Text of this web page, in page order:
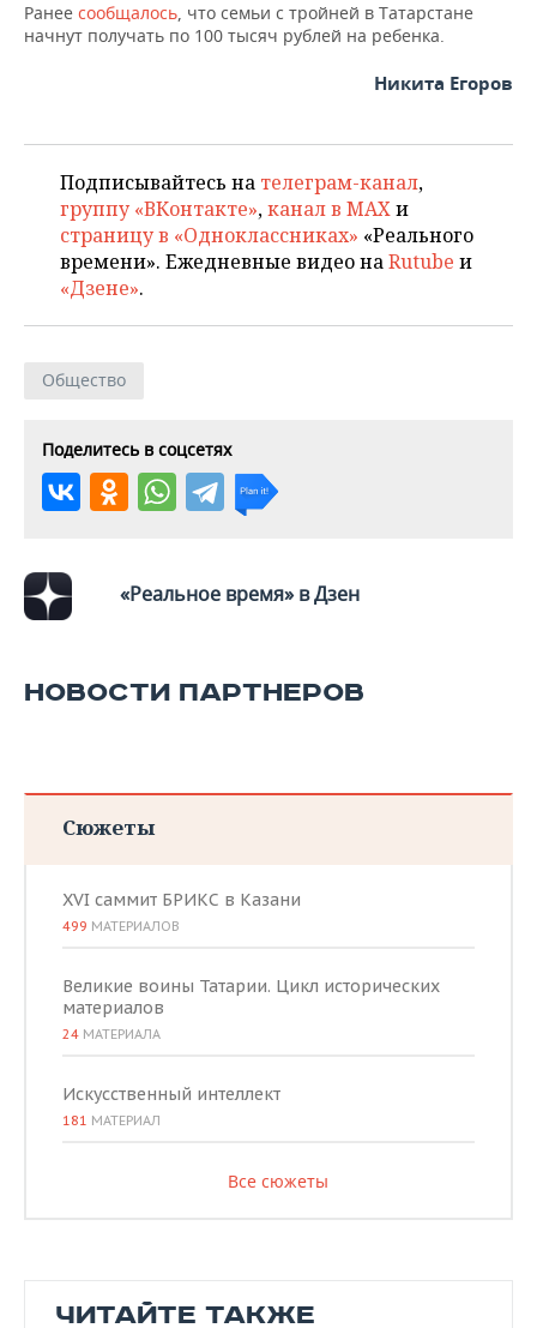
Ранее сообщалось, что семьи с тройней в Татарстане
начнут получать по 100 тысяч рублей на ребенка.
Никита Егоров
Подписывайтесь на телеграм-канал,
группу «ВКонтакте»,канал в MAXи
страницу в «Одноклассниках» «Реального
времени». Ежедневные видео наRutube и
«Дзене».
Общество
Поделитесь в соцсетях
«Реальное время» в Дзен
НОВОСТИ ПАРТНЕРОВ
Сюжеты
XVI саммит БРИКС в Казани
499 МАТЕРИАЛОВ
Великие воины Татарии. Цикл исторических
материалов
24 МАТЕРИАЛА
Искусственный интеллект
181 МАТЕРИАЛ
Все сюжеты
ЧИТАЙТЕ ТАКЖЕ